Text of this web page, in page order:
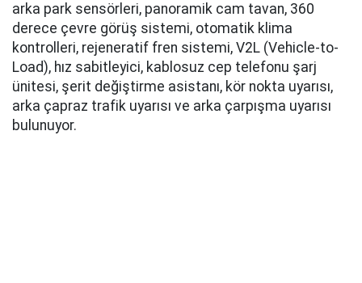
arka park sensörleri, panoramik cam tavan, 360
derece çevre görüş sistemi, otomatik klima
kontrolleri, rejeneratif fren sistemi, V2L (Vehicle-to-
Load), hız sabitleyici, kablosuz cep telefonu şarj
ünitesi, şerit değiştirme asistanı, kör nokta uyarısı,
arka çapraz trafik uyarısı ve arka çarpışma uyarısı
bulunuyor.